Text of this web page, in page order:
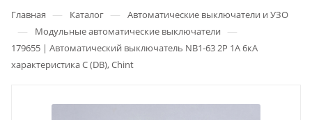
Главная — Каталог — Автоматические выключатели и УЗО
— Модульные автоматические выключатели —
179655 | Автоматический выключатель NB1-63 2P 1А 6кА
характеристика C (DB), Chint